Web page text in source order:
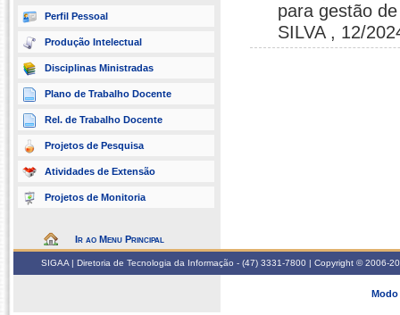
Perfil Pessoal
Produção Intelectual
Disciplinas Ministradas
Plano de Trabalho Docente
Rel. de Trabalho Docente
Projetos de Pesquisa
Atividades de Extensão
Projetos de Monitoria
Ir ao Menu Principal
para gestão
SILVA , 12/
SIGAA | Diretoria de Tecnologia da Informação - (47) 3331-7800 | Copyright © 2006-
Modo